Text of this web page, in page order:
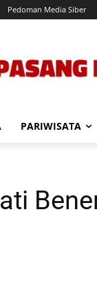
Pedoman Media Siber
PARIWISATA